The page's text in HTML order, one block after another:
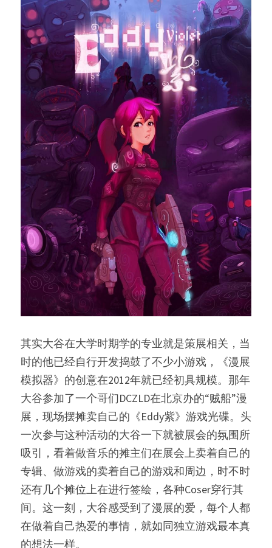
其实大谷在大学时期学的专业就是策展相关，当
时的他已经自行开发捣鼓了不少小游戏，《漫展
模拟器》的创意在2012年就已经初具规模。那年
大谷参加了一个哥们DCZLD在北京办的“贼船”漫
展，现场摆摊卖自己的《Eddy紫》游戏光碟。头
一次参与这种活动的大谷一下就被展会的氛围所
吸引，看着做音乐的摊主们在展会上卖着自己的
专辑、做游戏的卖着自己的游戏和周边，时不时
还有几个摊位上在进行签绘，各种Coser穿行其
间。这一刻，大谷感受到了漫展的爱，每个人都
在做着自己热爱的事情，就如同独立游戏最本真
的想法一样。